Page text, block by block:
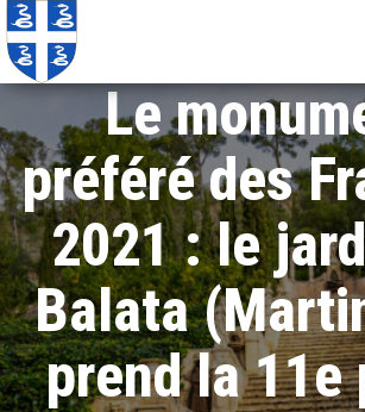
Le
préféré des
2021 : le
Balata
prend la 11e